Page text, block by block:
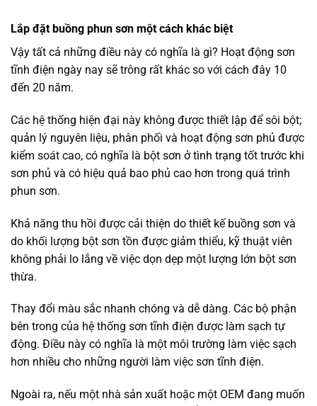
Lắp đặt buồng phun sơn một cách khác biệt
Vậy tất cả những điều này có nghĩa là gì? Hoạt động sơn
tĩnh điện ngày nay sẽ trông rất khác so với cách đây 10
đến 20 năm.
Các hệ thống hiện đại này không được thiết lập để sôi bột;
quản lý nguyên liệu, phân phối và hoạt động sơn phủ được
kiểm soát cao, có nghĩa là bột sơn ở tình trạng tốt trước khi
sơn phủ và có hiệu quả bao phủ cao hơn trong quá trình
phun sơn.
Khả năng thu hồi được cải thiện do thiết kế buồng sơn và
do khối lượng bột sơn tồn được giảm thiểu, kỹ thuật viên
không phải lo lắng về việc dọn dẹp một lượng lớn bột sơn
thừa.
Thay đổi màu sắc nhanh chóng và dễ dàng. Các bộ phận
bên trong của hệ thống sơn tĩnh điện được làm sạch tự
động. Điều này có nghĩa là một môi trường làm việc sạch
hơn nhiều cho những người làm việc sơn tĩnh điện.
Ngoài ra, nếu một nhà sản xuất hoặc một OEM đang muốn